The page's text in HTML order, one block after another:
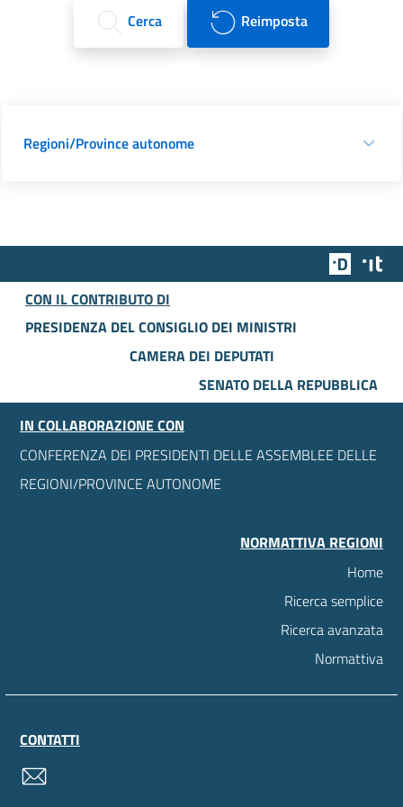
Cerca Reimposta
Regioni/Province autonome
Team
CON IL CONTRIBUTO DI
PRESIDENZA DEL CONSIGLIO DEI MINISTRI
CAMERA DEI DEPUTATI
SENATO DELLA REPUBBLICA
IN COLLABORAZIONE CON
CONFERENZA DEI PRESIDENTI DELLE ASSEMBLEE DELLE
REGIONI/PROVINCE AUTONOME
NORMATTIVA REGIONI
Home
Ricerca semplice
Ricerca avanzata
Normattiva
CONTATTI